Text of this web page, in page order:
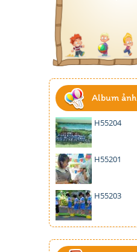
Album ảnh
H55204
H55201
H55203